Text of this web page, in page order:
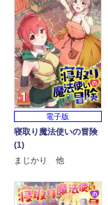
電子版
寝取り魔法使いの冒険
(1)
まじかり 他